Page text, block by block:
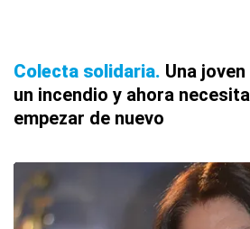
Colecta solidaria Una
un incendio y ahora
empezar de nuevo